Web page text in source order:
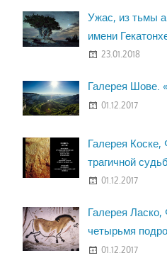
Ужас, из тьмы
имени
23.01.2018
Галерея Шове.
01.12.2017
Галерея
трагичной
01.12.2017
Галерея
четырьмя
01.12.2017